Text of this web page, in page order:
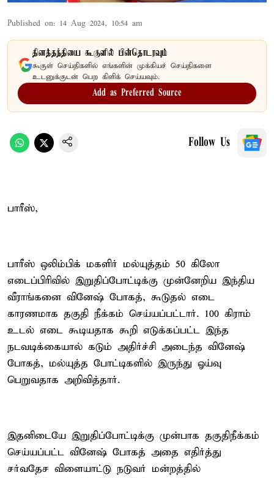
Published on: 14 Aug 2024, 10:54 am
தினத்தந்தியை கூகுளில் பின்தொடரவும்
கூகுள் செய்திகளில் எங்களின் முக்கியச் செய்திகளை
உடனுக்குடன் பெற கிளிக் செய்யவும்.
Add as Preferred Source
Follow Us
பாரீஸ்,
பாரீஸ் ஒலிம்பிக் மகளிர் மல்யுத்தம் 50 கிலோ
எடைப்பிரிவில் இறுதிப்போட்டிக்கு முன்னேறிய இந்திய
வீராங்கனை வினேஷ் போகத், கூடுதல் எடை
காரணமாக தகுதி நீக்கம் செய்யப்பட்டார். 100 கிராம்
உடல் எடை கூடியதாக கூறி எடுக்கப்பட்ட இந்த
நடவடிக்கையால் கடும் அதிர்ச்சி அடைந்த வினேஷ்
போகத், மல்யுத்த போட்டிகளில் இருந்து ஓய்வு
பெறுவதாக அறிவித்தார்.
இதனிடையே இறுதிப்போட்டிக்கு முன்பாக தகுதிநீக்கம்
செய்யப்பட்ட வினேஷ் போகத் அதை எதிர்த்து
சர்வதேச விளையாட்டு நடுவர் மன்றத்தில்